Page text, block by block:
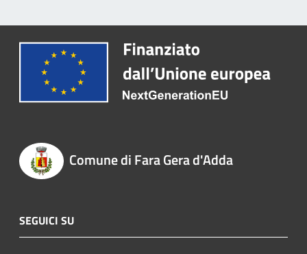
Comune di Fara Gera d'Adda
SEGUICI SU